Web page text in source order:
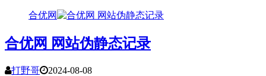
合优网
合优网 网站伪静态记录
打野哥
2024-08-08